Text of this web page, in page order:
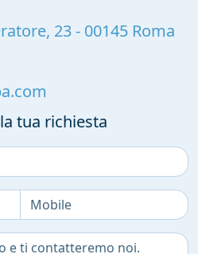
23- 00145 Roma
tua richiesta